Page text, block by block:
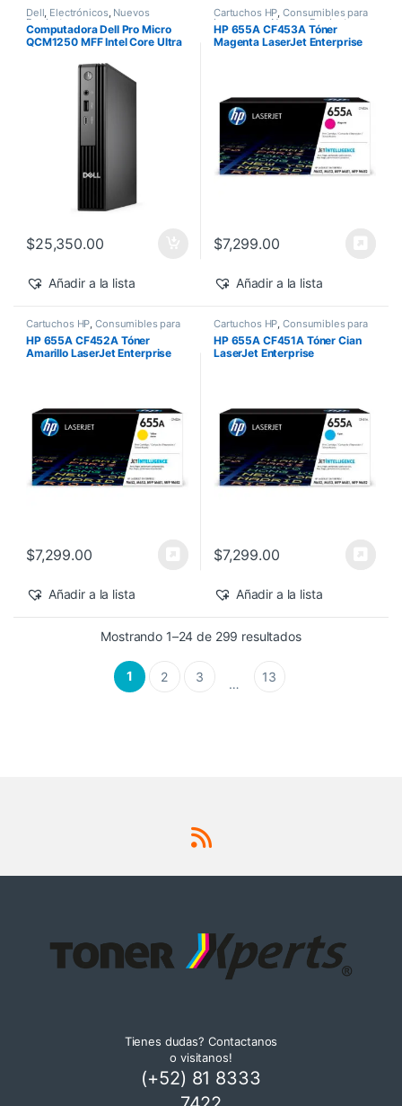
Dell, Electrónicos, Nuevos
Productos
Computadora Dell Pro Micro
QCM1250 MFF Intel Core Ultra
Windows 11 Pro
$25,350.00
Añadir a la lista
Cartuchos HP,Consumibles para
Impresoras,Nuevos Productos
Sobre Pedido,Toner Original
HP 655A CF453A Tóner
Magenta LaserJet Enterprise
$7,299.00
Añadir a la lista
Cartuchos HP,Consumibles para
Impresoras,Nuevos Productos
Sobre Pedido,Toner Original
HP 655A CF452A Tóner
Amarillo LaserJet Enterprise
$7,299.00
Añadir a la lista
Cartuchos HP,Consumibles para
Impresoras,Nuevos Productos
Sobre Pedido,Toner Original
HP 655A CF451A Tóner Cian
LaserJet Enterprise
$7,299.00
Añadir a la lista
Mostrando 1–24 de 299 resultadosSorted by latest
1 2 3 … 13
Tienes dudas? Contactanos
o visitanos!
(+52) 81 8333